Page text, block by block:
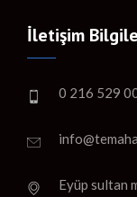
İletişim
0 216 529
Eyüp sultan